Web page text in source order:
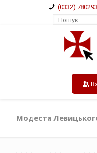
(0332) 780293
Модеста